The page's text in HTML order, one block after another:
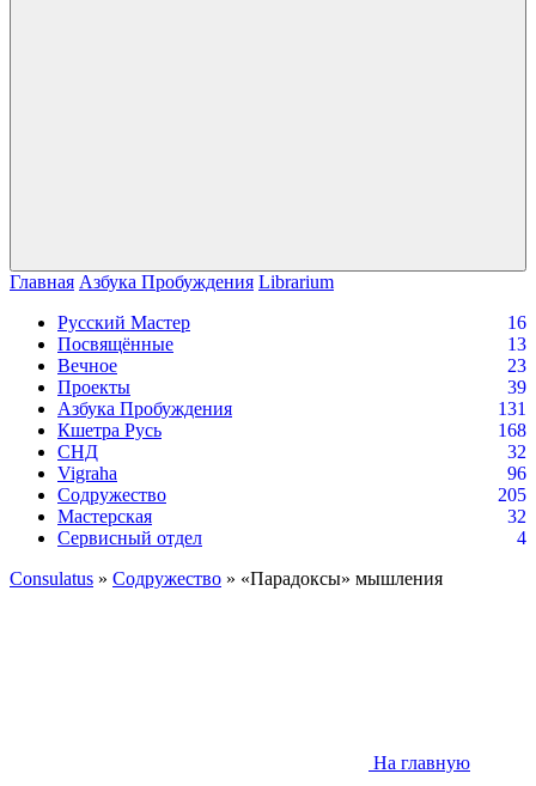
Главная Азбука Пробуждения Librarium
Русский Мастер
16
Посвящённые
13
Вечное
23
Проекты
39
Азбука Пробуждения
131
Кшетра Русь
168
СНД
32
Vigraha
96
Содружество
205
Мастерская
32
Сервисный отдел
4
Consulatus » Содружество » «Парадоксы» мышления
На главную